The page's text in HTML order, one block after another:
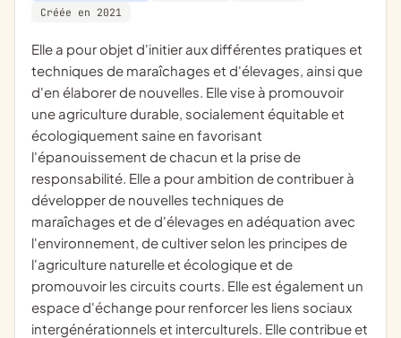
Créée en 2021
elle a pour objet d'initier aux différentes pratiques et
techniques de maraîchages et d'élevages, ainsi que
d'en élaborer de nouvelles. Elle vise à promouvoir
une agriculture durable, socialement équitable et
écologiquement saine en favorisant
l'épanouissement de chacun et la prise de
responsabilité. Elle a pour ambition de contribuer à
développer de nouvelles techniques de
maraîchages et de d'élevages en adéquation avec
l'environnement, de cultiver selon les principes de
l'agriculture naturelle et écologique et de
promouvoir les circuits courts. Elle est également un
espace d'échange pour renforcer les liens sociaux
intergénérationnels et interculturels. Elle contribue et